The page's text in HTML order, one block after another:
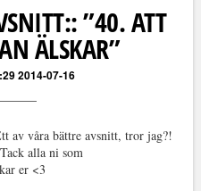
”40. ATT
ÄLSKAR”
2014-07-16
av våra bättre avsnitt, tror jag?!
alla ni som
er <3